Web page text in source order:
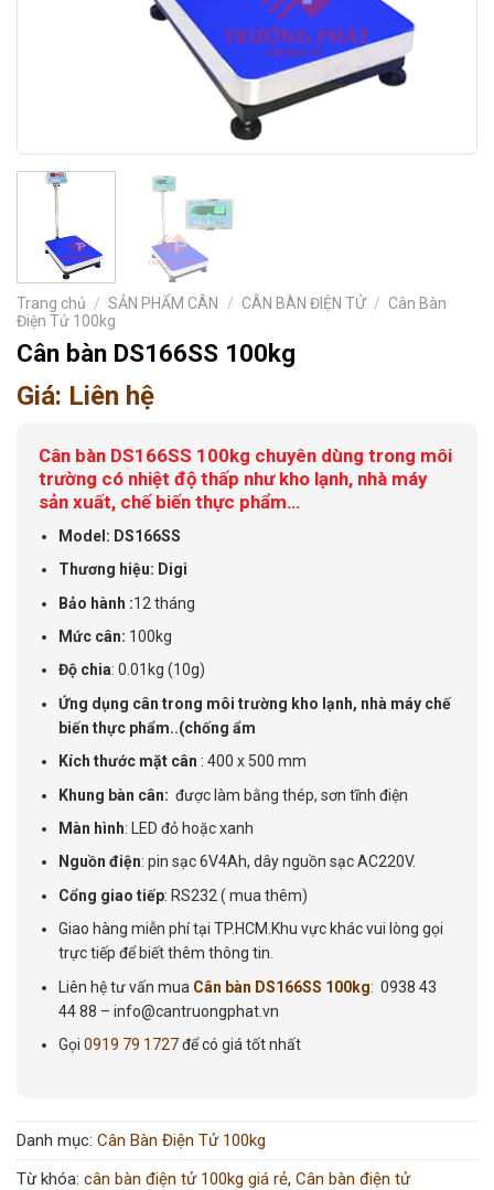
Trang chủ / SẢN PHẨM CÂN / CÂN BÀN ĐIỆN TỬ / Cân Bàn
Điện Tử 100kg
Cân bàn DS166SS 100kg
Giá: Liên hệ
Cân bàn DS166SS 100kg chuyên dùng trong môi
trường có nhiệt độ thấp như kho lạnh, nhà máy
sản xuất, chế biến thực phẩm…
Model: DS166SS
Thương hiệu: Digi
Bảo hành :12 tháng
Mức cân: 100kg
Độ chia: 0.01kg (10g)
Ứng dụng cân trong môi trường kho lạnh, nhà máy chế
biến thực phẩm..(chống ẩm
Kích thước mặt cân : 400 x 500 mm
Khung bàn cân: được làm bằng thép, sơn tĩnh điện
Màn hình: LED đỏ hoặc xanh
Nguồn điện: pin sạc 6V4Ah, dây nguồn sạc AC220V.
Cổng giao tiếp: RS232 ( mua thêm)
Giao hàng miễn phí tại TP.HCM.Khu vực khác vui lòng gọi
trực tiếp để biết thêm thông tin.
Liên hệ tư vấn mua Cân bàn DS166SS 100kg: 0938 43
44 88 – info@cantruongphat.vn
Gọi0919 79 1727để có giá tốt nhất
Danh mục: Cân Bàn Điện Tử 100kg
Từ khóa: cân bàn điện tử 100kg giá rẻ, Cân bàn điện tử